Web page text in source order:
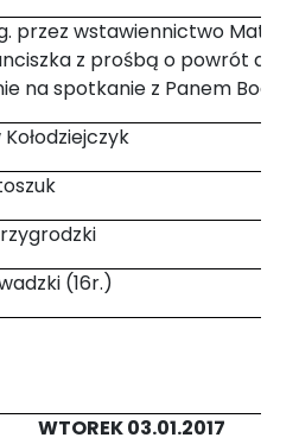
przez wstawiennictwo Matki
z prośbą o powrót do
na spotkanie z Panem
(16r.)
WTOREK 03.01.2017